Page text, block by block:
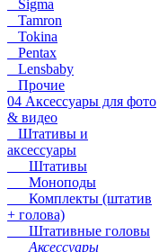
Sigma
Tamron
Tokina
Pentax
Lensbaby
Прочие
04 Аксессуары для фото
& видео
Штативы и
аксессуары
Штативы
Моноподы
Комплекты (штатив
+ голова)
Штативные головы
Аксессуары